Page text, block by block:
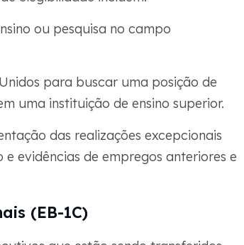
ou pesquisa no campo
para buscar uma posição de
uma instituição de ensino superior.
das realizações excepcionais
evidências de empregos anteriores e
(EB-1C)